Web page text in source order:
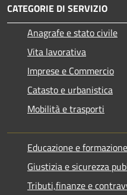
CATEGORIE DI SERVIZIO
Anagrafe e stato civile
Vita lavorativa
Imprese e Commercio
Catasto e urbanistica
Mobilità e trasporti
Educazione e formazione
Giustizia e sicurezza
Tributi,finanze e